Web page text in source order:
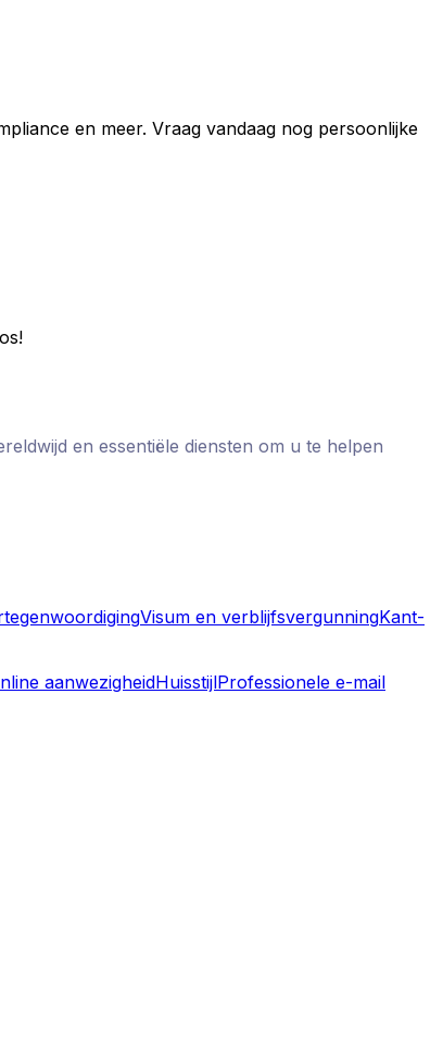
en meer. Vraag vandaag nog persoonlijke
en essentiële diensten om u te helpen
Visum en verblijfsvergunningKant-
aanwezigheidHuisstijlProfessionele e-mail